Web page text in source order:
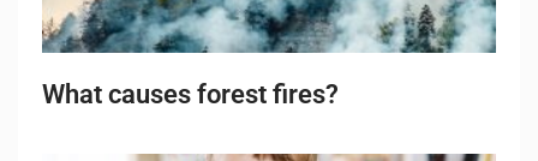
What causes forest fires?